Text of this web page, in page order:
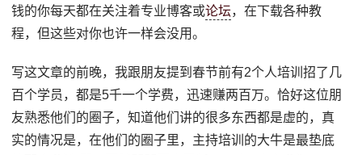
钱的你每天都在关注着专业博客或论坛，在下载各种教
程，但这些对你也许一样会没用。
写这文章的前晚，我跟朋友提到春节前有2个人培训招了几
百个学员，都是5千一个学费，迅速赚两百万。恰好这位朋
友熟悉他们的圈子，知道他们讲的很多东西都是虚的，真
实的情况是，在他们的圈子里，主持培训的大牛是最垫底